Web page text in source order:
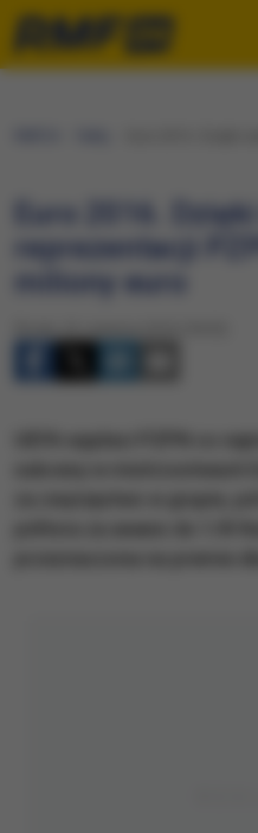
Euro 2016.
reprezentacji
miliony euro